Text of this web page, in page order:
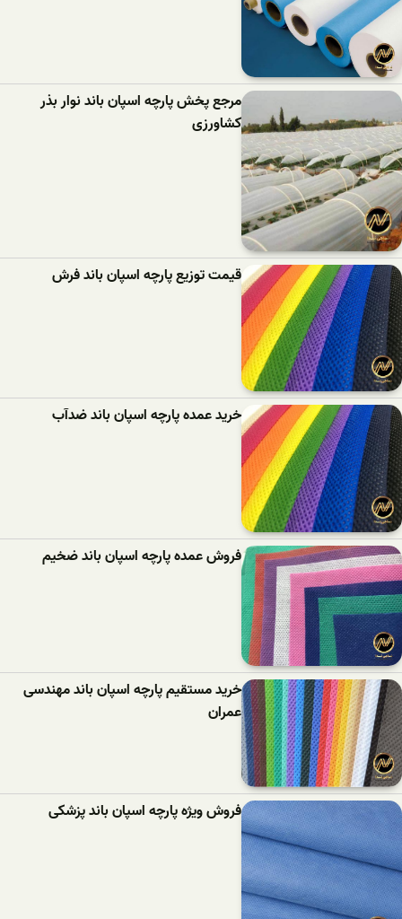
مرجع پخش پارچه اسپان باند نوار بذر
کشاورزی
قیمت توزیع پارچه اسپان باند فرش
خرید عمده پارچه اسپان باند ضدآب
فروش عمده پارچه اسپان باند ضخیم
خرید مستقیم پارچه اسپان باند مهندسی
عمران
فروش ویژه پارچه اسپان باند پزشکی